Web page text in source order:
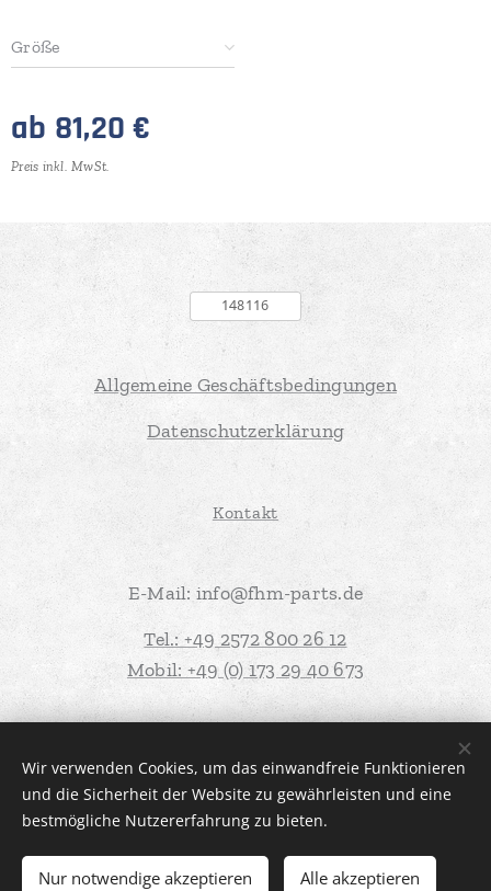
Größe
ab 81,20 €
Preis inkl. MwSt.
Zum Warenkorb hinzufügen
Allgemeine Geschäftsbedingungen
Datenschutzerklärung
Kontakt
E-Mail: info@fhm-parts.de
Tel.: +49 2572 800 26 12
Mobil: +49 (0) 173 29 40 673
Diese Website wurde mit Unterstützung vonWebnodeerstellt
Cookies
Wir verwenden Cookies, um das einwandfreie Funktionieren
und die Sicherheit der Website zu gewährleisten und eine
bestmögliche Nutzererfahrung zu bieten.
Nur notwendige akzeptieren Alle akzeptieren